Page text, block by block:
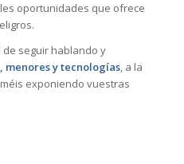
oportunidades que ofrece
seguir hablando y
menores y tecnologías, a la
exponiendo vuestras